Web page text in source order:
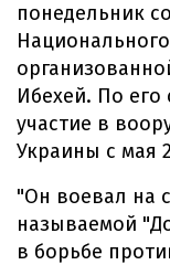
понедельник
Ибехей. По
участие в
Украины с мая
"Он воевал на
называемой
в борьбе